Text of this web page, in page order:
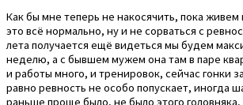
Как бы мне теперь не накосячить, пока живем
это всё нормально, ну и не сорваться с
лета получается ещё видеться мы будем
неделю, а с бывшем мужем она там в паре
и работы много, и тренировок, сейчас гонки
равно ревность не особо попускает, иногда